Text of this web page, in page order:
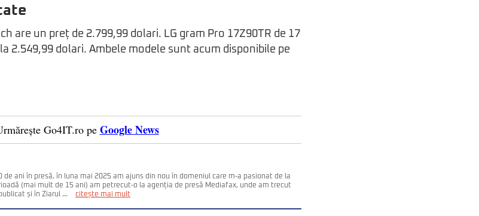
are un preț de 2.799,99 dolari. LG gram Pro 17Z90TR de 17
2.549,99 dolari. Ambele modele sunt acum disponibile pe
Go4IT.ro pe Google News
de ani în presă, în luna mai 2025 am ajuns din nou în domeniul care m-a pasionat de la
(mai mult de 15 ani) am petrecut-o la agenția de presă Mediafax, unde am trecut
și în Ziarul ...
citește mai mult